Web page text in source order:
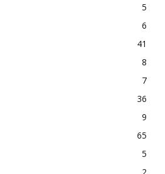
5
6
41
8
7
36
9
65
5